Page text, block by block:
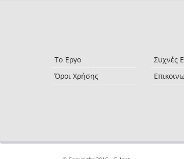
Το Έργο
Όροι Χρήσης
Συχνές